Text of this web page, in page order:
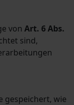
von Art. 6 Abs.
sind,
gespeichert, wie